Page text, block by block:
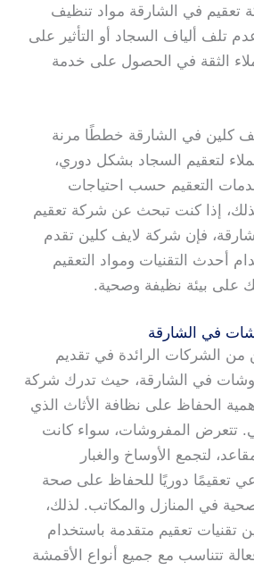
تعقيم في الشارقة مواد تنظيف
تلف ألياف السجاد أو التأثير على
الثقة في الحصول على خدمة
كلين في الشارقة خططًا مرنة
لتعقيم السجاد بشكل دوري،
التعقيم حسب احتياجات
إذا كنت تبحث عن شركة تعقيم
فإن شركة لايف كلين تقدم
أحدث التقنيات ومواد التعقيم
على بيئة نظيفة وصحية.
في الشارقة
من الشركات الرائدة في تقديم
في الشارقة، حيث تدرك شركة
الحفاظ على نظافة الأثاث الذي
تتعرض المفروشات، سواء كانت
لتجمع الأوساخ والغبار
تعقيمًا دوريًا للحفاظ على صحة
صحية في المنازل والمكاتب. لذلك،
تقنيات تعقيم متقدمة باستخدام
تتناسب مع جميع أنواع الأقمشة